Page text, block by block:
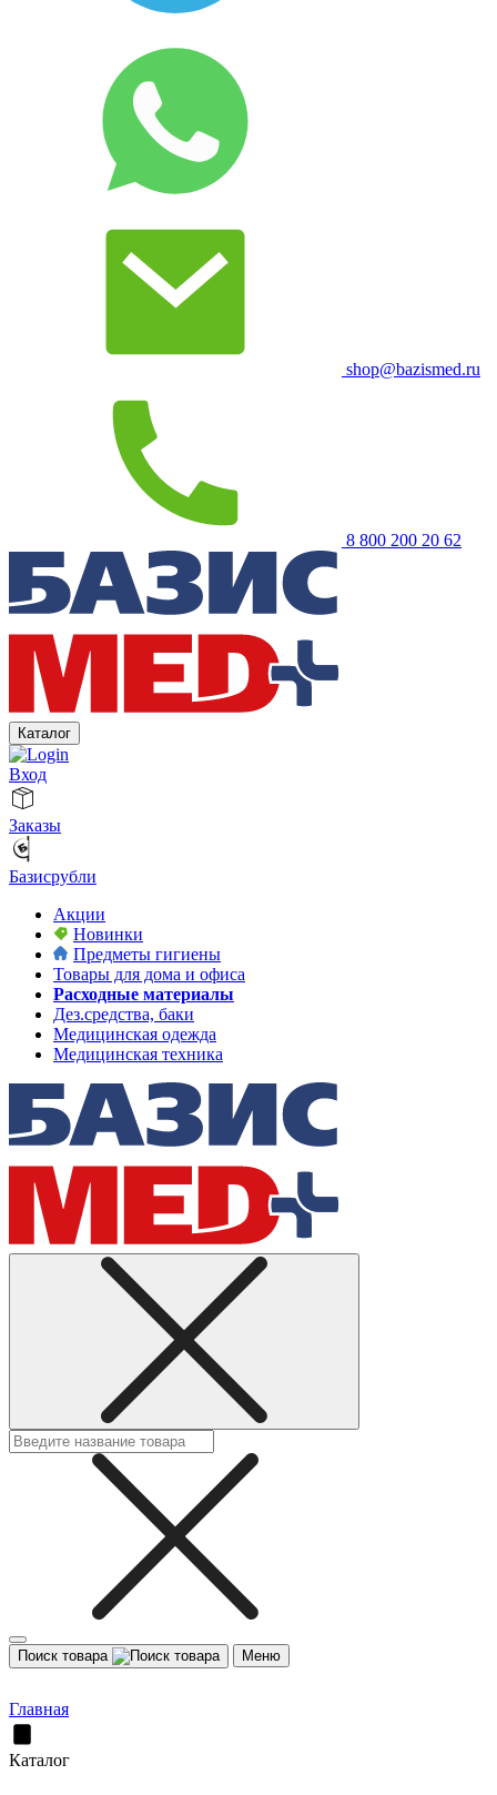
shop@bazismed.ru
8 800 200 20 62
Каталог
Вход
Заказы
Базисрубли
Акции
Новинки
Предметы гигиены
Товары для дома и офиса
Расходные материалы
Дез.средства, баки
Медицинская одежда
Медицинская техника
Поиск товара Меню
Главная
Каталог